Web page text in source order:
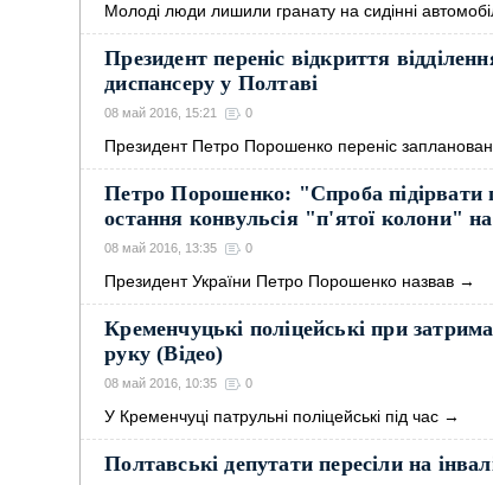
Молоді люди лишили гранату на сидінні
Президент переніс відкриття
диспансеру у Полтаві
08 май 2016, 15:21 0
Президент Петро Порошенко переніс
Петро Порошенко: "Спроба
остання конвульсія "п'ятої колони"
08 май 2016, 13:35 0
Президент України Петро Порошенко назвав →
Кременчуцькі поліцейські при
руку (Відео)
08 май 2016, 10:35 0
У Кременчуці патрульні поліцейські під час →
Полтавські депутати пересіли на